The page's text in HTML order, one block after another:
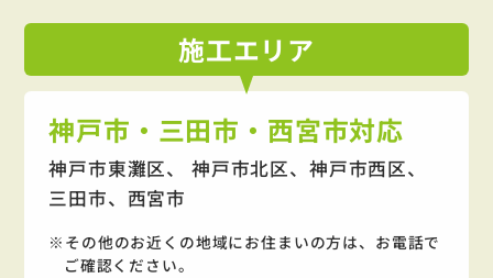
施工エリア
神戸市・三田市・西宮市対応
神戸市東灘区、 神戸市北区、神戸市西区、
三田市、西宮市
その他のお近くの地域にお住まいの方は、お電話で
ご確認ください。